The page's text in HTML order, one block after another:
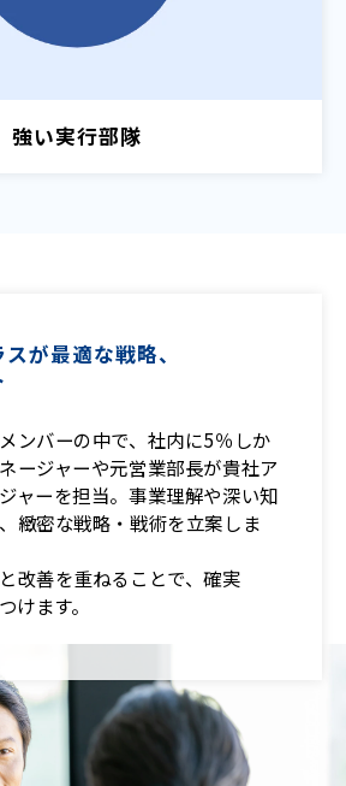
強い実行部隊
が最適な戦略、
ンバーの中で、社内に5％しか
ージャーや元営業部長が貴社ア
ャーを担当。事業理解や深い知
緻密な戦略・戦術を立案しま
改善を重ねることで、確実
けます。